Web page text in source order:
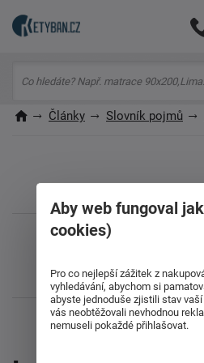
Články Slovník pojmů
Líbil se vám článek?
Aby web fungoval
cookies)
Pro co nejlepší zážitek z
vyhledávání, abychom si
abyste jednoduše zjistili stav
vás neobtěžovali nevhodnou
nemuseli pokaždé přihlašovat.